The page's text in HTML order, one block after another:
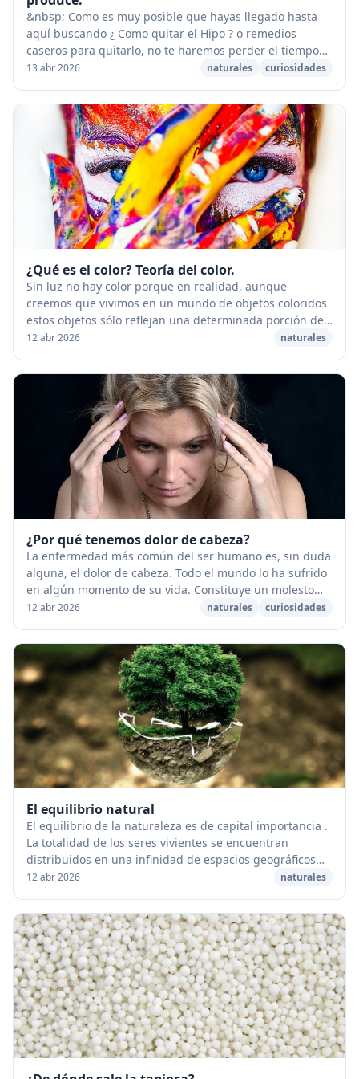
&nbsp; Como es muy posible que hayas llegado hasta
aquí buscando ¿ Como quitar el Hipo ? o remedios
caseros para quitarlo, no te haremos perder el tiempo
(sobre todo si lo estás sufriendo en este mome...
13 abr 2026 naturales curiosidades
¿Qué es el color? Teoría del color.
Sin luz no hay color porque en realidad, aunque
creemos que vivimos en un mundo de objetos coloridos
estos objetos sólo reflejan una determinada porción de
luz que nos alumbra. La naturaleza aparenta ...
12 abr 2026 naturales
¿Por qué tenemos dolor de cabeza?
La enfermedad más común del ser humano es, sin duda
alguna, el dolor de cabeza. Todo el mundo lo ha sufrido
en algún momento de su vida. Constituye un molesto
dolor para algunas personas que acaban in...
12 abr 2026 naturales curiosidades
El equilibrio natural
El equilibrio de la naturaleza es de capital importancia .
La totalidad de los seres vivientes se encuentran
distribuidos en una infinidad de espacios geográficos
limitados, en cuyo interior se forman...
12 abr 2026 naturales